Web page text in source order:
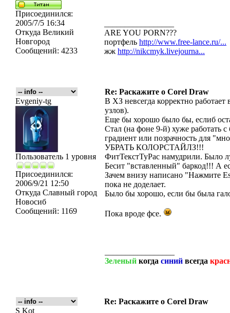
Присоединился:
2005/7/5 16:34
Откуда Великий
Новгород
Сообщений: 4233
ARE YOU PORN???
портфель http://www.free-lance.ru/...
жж http://nikcmyk.livejourna...
Re: Раскажите о Corel Draw
Evgeniy-tg
Пользователь 1 уровня
Присоединился:
2006/9/21 12:50
Откуда Славный город
Новосиб
Сообщений: 1169
В ХЗ невсегда корректно
узлов).
Еще бы хорошо было бы, еслиб
Стал (на фоне 9-й) хуже работать
градиент или позрачность для
УБРАТЬ КОЛОРСТАЙЛЗ!!!
ФитТекстТуРас намудрили. Было
Бесит "вставленный" баркод!!! А
Зачем внизу написано "Нажмите
пока не доделает.
Было бы хорошо, если бы была
Пока вроде фсе.
Зеленый когда синий всегда
Re: Раскажите о Corel Draw
S Kot